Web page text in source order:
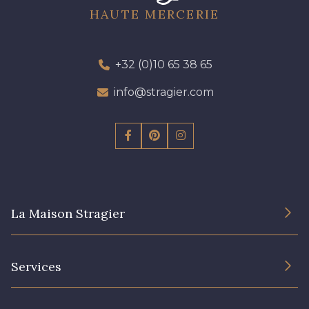
HAUTE MERCERIE
+32 (0)10 65 38 65
info@stragier.com
La Maison Stragier
Services